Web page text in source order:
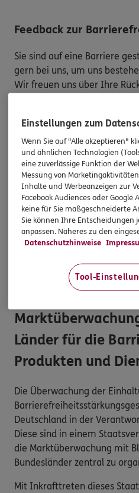
Feedback zur
Sie sind auf eine Barriere
gern bei uns, um uns
Wir freuen uns über Ihre
Bitte teilen Sie mit,auf
eine Barriere gestoßen
den Link aus der
Schicken Sie denLink
Hinweis auf den Text
Schwierigkeiten
Bitte senden Sie an
keine Daten oder
persönlichen
Länder für die
Produkten und
Die Überwachung der
Deutschland in der
Diese sind in einem
die Marktüberwachung mit
Bundesländer zentral zu
Mit Inkrafttreten dieses
Einstellungen zum
Wenn Sie auf "Alle akzeptieren"
und ähnlichen Technologien
eine zuverlässige Funktion der
Messung von
Inhalte und Werbeanzeigen zur
Facebook Audiences oder Google
keine für Sie maßgeschneiderte
Sie können Ihre
anpassen. Näheres zu den
Datenschutzhinweise
Tool-